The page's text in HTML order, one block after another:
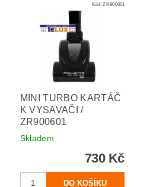
Kód:ZR900601
MINI TURBO KARTÁČ
K VYSAVAČI /
ZR900601
Skladem
730 Kč